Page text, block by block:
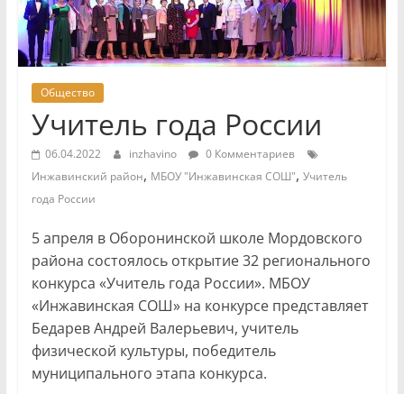
Общество
Учитель года России
06.04.2022 inzhavino
0 Комментариев
Инжавинский район, МБОУ "Инжавинская СОШ", Учитель
года России
5 апреля в Оборонинской школе Мордовского
района состоялось открытие 32 регионального
конкурса «Учитель года России». МБОУ
«Инжавинская СОШ» на конкурсе представляет
Бедарев Андрей Валерьевич, учитель
физической культуры, победитель
муниципального этапа конкурса.